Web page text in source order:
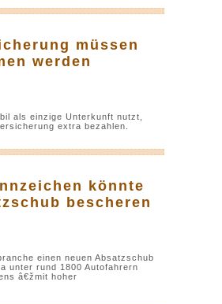
müssen
werden
als einzige Unterkunft nutzt,
extra bezahlen.
könnte
bescheren
einen neuen Absatzschub
unter rund 1800 Autofahrern
â€žmit hoher